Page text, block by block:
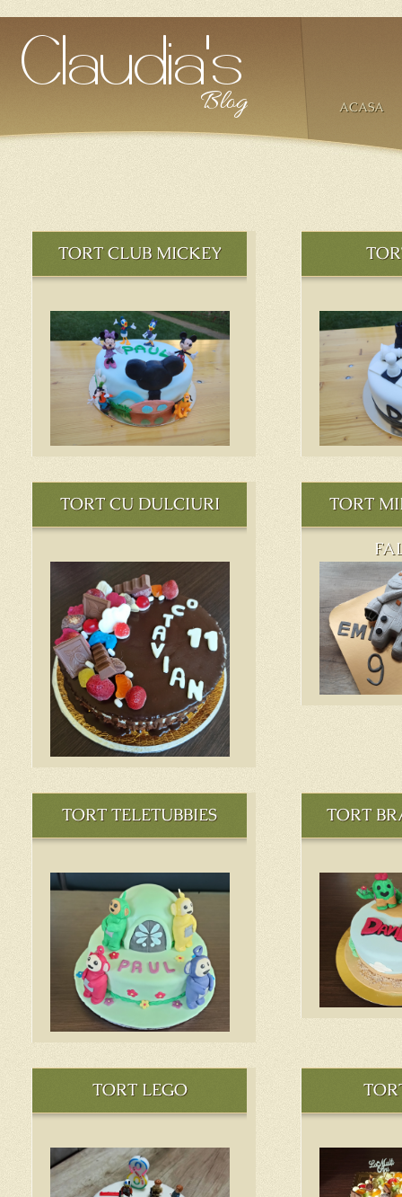
ACASA
TORT CLUB MICKEY
TORT CU DULCIURI
TORT
TORT TELETUBBIES TORT
TORT LEGO